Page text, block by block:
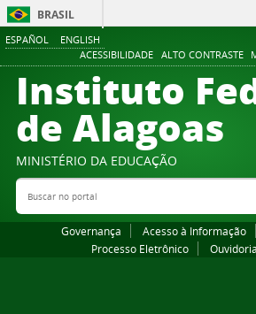
ESPAÑOL ENGLISH
ACESSIBILIDADE ALTO CONTRASTE
BRASIL
Instituto
de Alagoas
MINISTÉRIO DA EDUCAÇÃO
Buscar no portal
Governança Acesso à Informação
Processo Eletrônico
Ouvidoria